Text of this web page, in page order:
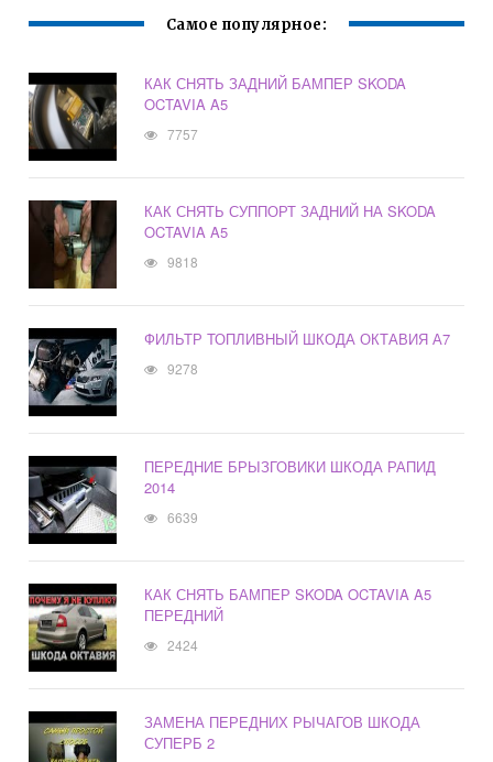
Самое популярное:
КАК СНЯТЬ ЗАДНИЙ БАМПЕР SKODA
OCTAVIA A5
7757
КАК СНЯТЬ СУППОРТ ЗАДНИЙ НА SKODA
OCTAVIA A5
9818
ФИЛЬТР ТОПЛИВНЫЙ ШКОДА ОКТАВИЯ А7
9278
ПЕРЕДНИЕ БРЫЗГОВИКИ ШКОДА РАПИД
2014
6639
КАК СНЯТЬ БАМПЕР SKODA OCTAVIA A5
ПЕРЕДНИЙ
2424
ЗАМЕНА ПЕРЕДНИХ РЫЧАГОВ ШКОДА
СУПЕРБ 2